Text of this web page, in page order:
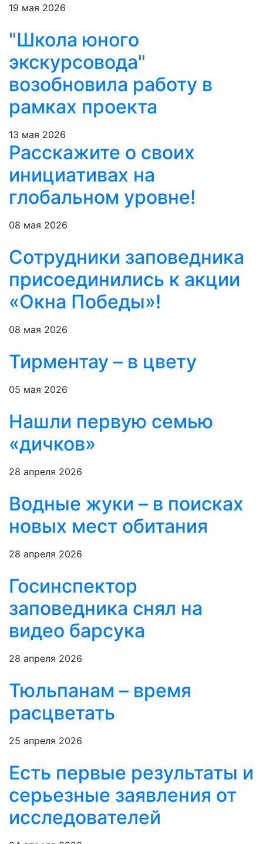
19 мая 2026
"Школа юного
экскурсовода"
возобновила работу в
рамках проекта
13 мая 2026
Расскажите о своих
инициативах на
глобальном уровне!
08 мая 2026
Сотрудники заповедника
присоединились к акции
«Окна Победы»!
08 мая 2026
Тирментау – в цвету
05 мая 2026
Нашли первую семью
«дичков»
28 апреля 2026
Водные жуки – в поисках
новых мест обитания
28 апреля 2026
Госинспектор
заповедника снял на
видео барсука
28 апреля 2026
Тюльпанам – время
расцветать
25 апреля 2026
Есть первые результаты и
серьезные заявления от
исследователей